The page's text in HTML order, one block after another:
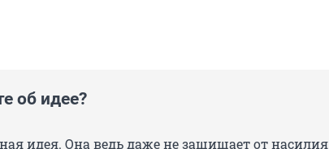
об идее?
идея. Она ведь даже не защищает от насилия